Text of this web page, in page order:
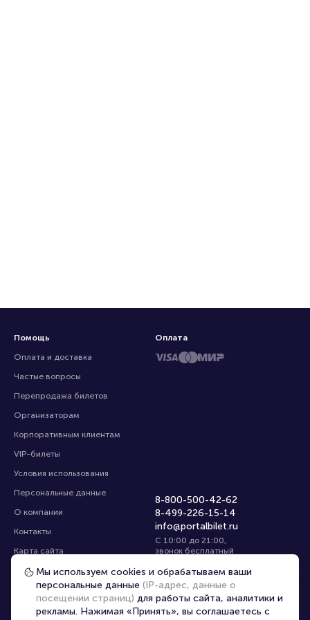
Помощь
Оплата и доставка
Частые вопросы
Перепродажа билетов
Организаторам
Корпоративным клиентам
VIP-билеты
Условия использования
Персональные данные
О компании
Контакты
Карта сайта
Управление cookies
8-800-500-42-62
8-499-226-15-14
info@portalbilet.ru
С 10:00 до 21:00,
звонок бесплатный
Все площадки
Оплата
Главная | Пермь
Мы используем cookies и обрабатываем ваши
персональные данные (IP-адрес, данные о
посещении страниц) для работы сайта, аналитики и
рекламы. Нажимая «Принять», вы соглашаетесь с